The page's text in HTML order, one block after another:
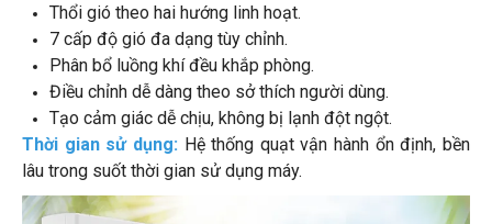
Thổi gió theo hai hướng linh hoạt.
7 cấp độ gió đa dạng tùy chỉnh.
Phân bổ luồng khí đều khắp phòng.
Điều chỉnh dễ dàng theo sở thích người dùng.
Tạo cảm giác dễ chịu, không bị lạnh đột ngột.
Thời gian sử dụng: Hệ thống quạt vận hành ổn định, bền
lâu trong suốt thời gian sử dụng máy.